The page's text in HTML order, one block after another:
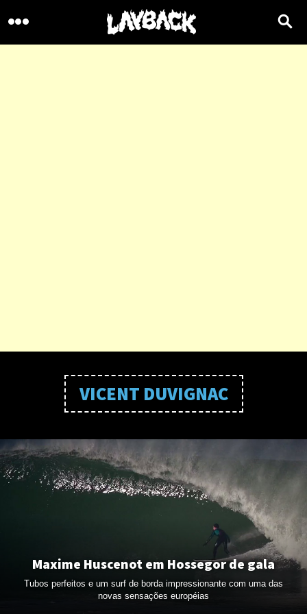
VICENT DUVIGNAC
Maxime Huscenot em Hossegor de gala
Tubos perfeitos e um surf de borda impressionante com uma das
novas sensações européias